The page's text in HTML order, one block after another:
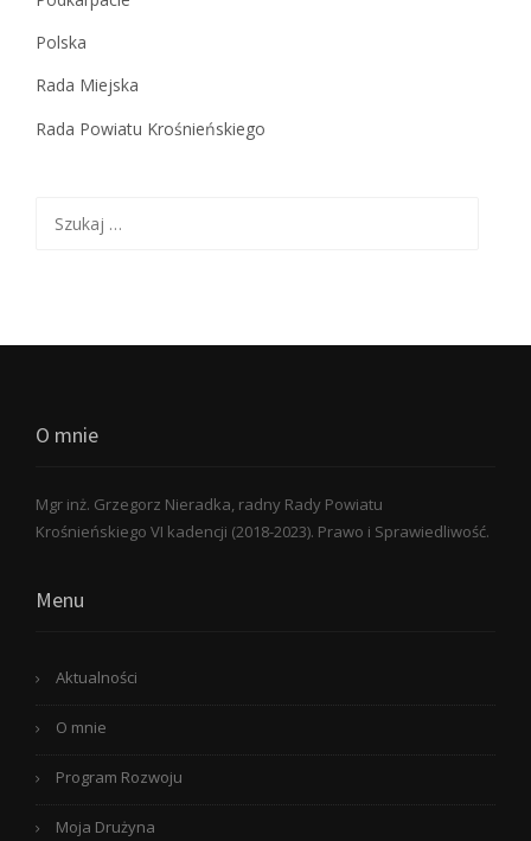
Polska
Rada Miejska
Rada Powiatu Krośnieńskiego
O mnie
Mgr inż. Grzegorz Nieradka, radny Rady Powiatu
Krośnieńskiego VI kadencji (2018-2023). Prawo i Sprawiedliwość.
Menu
Aktualności
O mnie
Program Rozwoju
Moja Drużyna